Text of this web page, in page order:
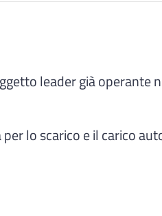
leader già
lo scarico e il carico